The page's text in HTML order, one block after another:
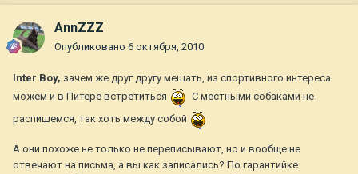
AnnZZZ
Опубликовано 6 октября, 2010
Inter Boy, зачем же друг другу мешать, из спортивного интереса
можем и в Питере встретиться
С местными собаками не
распишемся, так хоть между собой
А они похоже не только не переписывают, но и вообще не
отвечают на письма, а вы как записались? По гарантийке